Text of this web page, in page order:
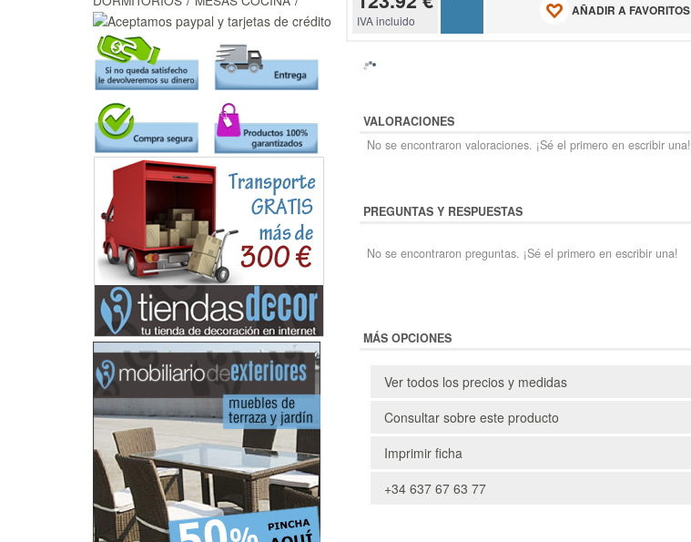
IVA incluido
AÑADIR A FAVORITOS
VALORACIONES
No se encontraron valoraciones. ¡Sé el primero en escribir una!
PREGUNTAS Y RESPUESTAS
No se encontraron preguntas. ¡Sé el primero en escribir una!
MÁS OPCIONES
Ver todos los precios y medidas
Consultar sobre este producto
Imprimir ficha
+34 637 67 63 77